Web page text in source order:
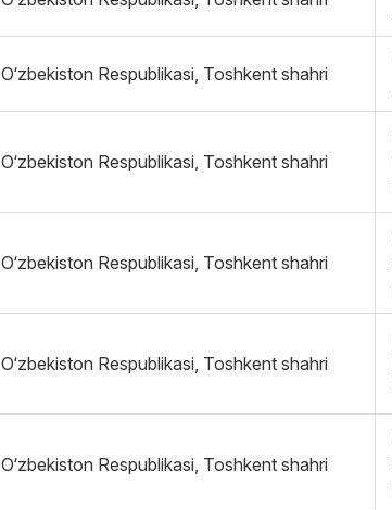
O‘zbekiston Respublikasi, Toshkent shahri
O‘zbekiston Respublikasi, Toshkent shahri
O‘zbekiston Respublikasi, Toshkent shahri
O‘zbekiston Respublikasi, Toshkent shahri
O‘zbekiston Respublikasi, Toshkent shahri